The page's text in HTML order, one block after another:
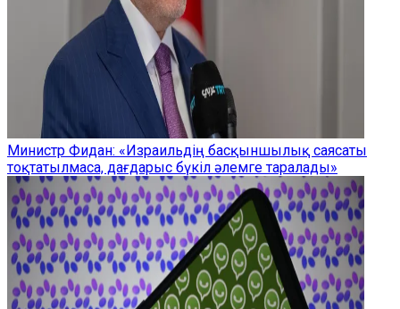
Министр Фидан: «Израильдің басқыншылық саясаты
тоқтатылмаса, дағдарыс бүкіл әлемге таралады»